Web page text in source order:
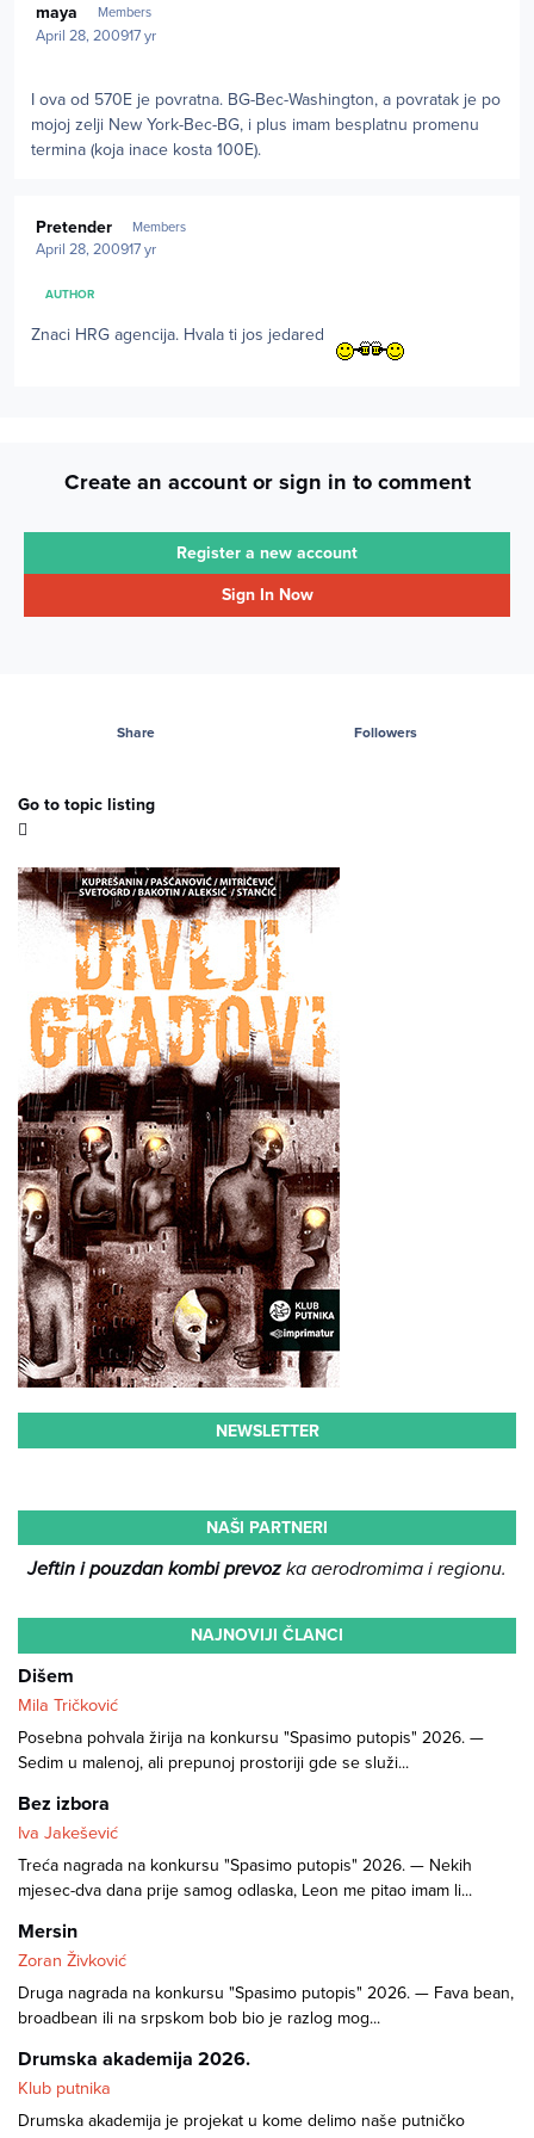
maya Members
April 28, 200917 yr
I ova od 570E je povratna. BG-Bec-Washington, a povratak je po
mojoj zelji New York-Bec-BG, i plus imam besplatnu promenu
termina (koja inace kosta 100E).
Pretender Members
April 28, 200917 yr
AUTHOR
Znaci HRG agencija. Hvala ti jos jedared
Create an account or sign in to comment
Register a new account
Sign In Now
Share Followers
Go to topic listing
NEWSLETTER
NAŠI PARTNERI
Jeftin i pouzdan kombi prevozka aerodromima i regionu.
NAJNOVIJI ČLANCI
Dišem
Mila Tričković
Posebna pohvala žirija na konkursu "Spasimo putopis" 2026. —
Sedim u malenoj, ali prepunoj prostoriji gde se služi...
Bez izbora
Iva Jakešević
Treća nagrada na konkursu "Spasimo putopis" 2026. — Nekih
mjesec-dva dana prije samog odlaska, Leon me pitao imam li...
Mersin
Zoran Živković
Druga nagrada na konkursu "Spasimo putopis" 2026. — Fava bean,
broadbean ili na srpskom bob bio je razlog mog...
Drumska akademija 2026.
Klub putnika
Drumska akademija je projekat u kome delimo naše putničko